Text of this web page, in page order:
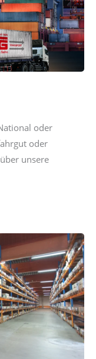
oder
oder
unsere